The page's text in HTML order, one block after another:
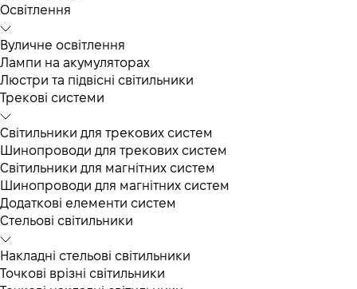
Освітлення
Вуличне освітлення
Лампи на акумуляторах
Люстри та підвісні світильники
Трекові системи
Світильники для трекових систем
Шинопроводи для трекових систем
Світильники для магнітних систем
Шинопроводи для магнітних систем
Додаткові елементи систем
Cтельові світильники
Накладні стельові світильники
Точкові врізні світильники